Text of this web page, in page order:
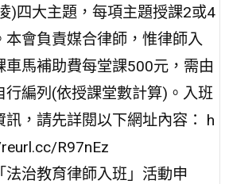
)四大主題，每項主題授課2或4
本會負責媒合律師，惟律師入
車馬補助費每堂課500元，需由
行編列(依授課堂數計算)。入班
訊，請先詳閱以下網址內容： h
R97nEz
法治教育律師入班」活動申